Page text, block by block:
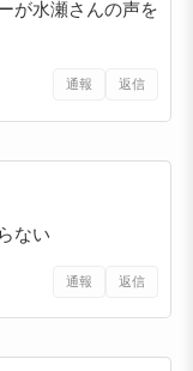
が水瀬さんの声を
通報 返信
ない
通報 返信